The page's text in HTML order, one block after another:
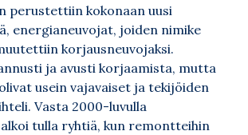
perustettiin kokonaan uusi
energianeuvojat, joiden nimike
korjausneuvojaksi.
ja avusti korjaamista, mutta
usein vajavaiset ja tekijöiden
Vasta 2000-luvulla
tulla ryhtiä, kun remontteihin